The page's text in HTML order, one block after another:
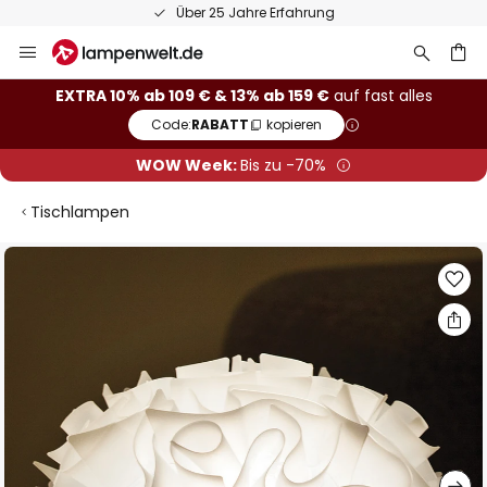
Über 25 Jahre Erfahrung
Inhalt
springen
EXTRA 10% ab 109 € & 13% ab 159 €auf fast alles
Code:RABATT kopieren
WOW Week:Bis zu -70%
Tischlampen
Zum